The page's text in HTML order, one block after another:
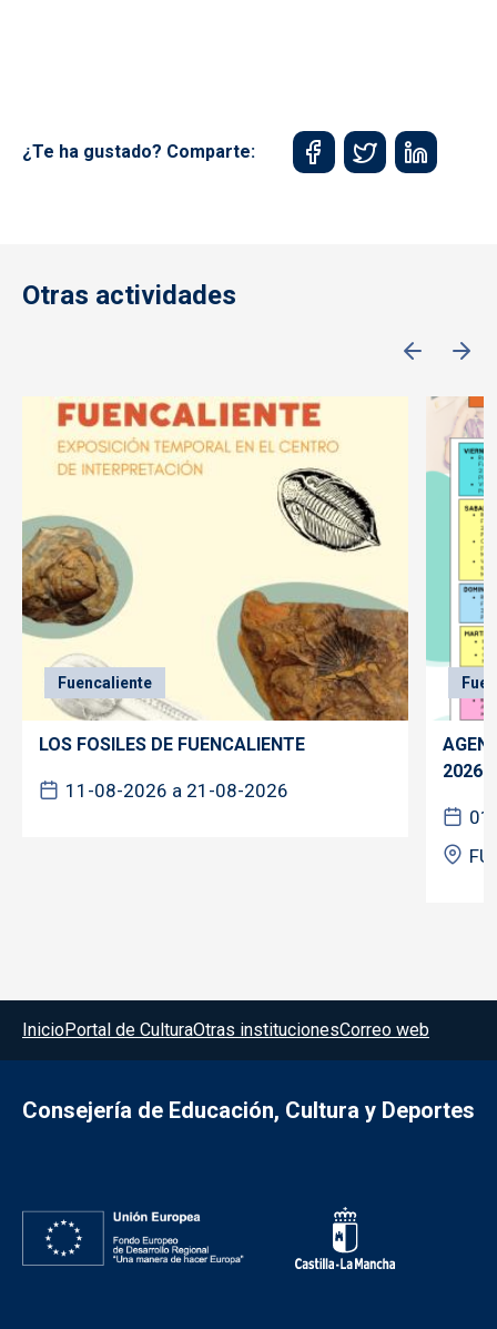
¿Te ha gustado? Comparte:
Otras actividades
Fuencaliente
LOS FOSILES DE FUENCALIENTE
11-08-2026 a 21-08-2026
2026
Menú del pie
InicioPortal de CulturaOtras institucionesCorreo web
Consejería de Educación, Cultura y Deportes